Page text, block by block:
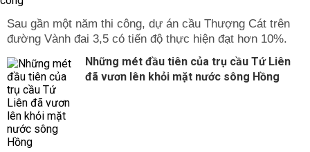
Sau gần một năm thi công, dự án cầu Thượng Cát trên
đường Vành đai 3,5 có tiến độ thực hiện đạt hơn 10%.
Những mét đầu tiên của trụ cầu Tứ Liên
đã vươn lên khỏi mặt nước sông Hồng